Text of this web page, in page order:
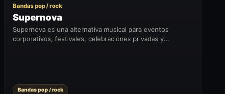
Bandas pop / rock
Supernova
Supernova es una alternativa musical para eventos
corporativos, festivales, celebraciones privadas y
Bandas pop / rock